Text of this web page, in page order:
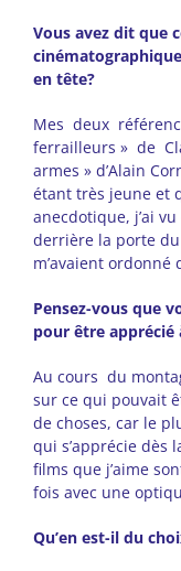
Vous avez dit que
en tête?
Mes deux
ferrailleurs » de
armes » d’Alain
étant très jeune et
anecdotique, j’ai
derrière la porte
m’avaient ordonné
Pensez-vous que
pour être apprécié
Au cours du
sur ce qui pouvait
de choses, car le
qui s’apprécie dès
films que j’aime
fois avec une
Qu’en est-il du